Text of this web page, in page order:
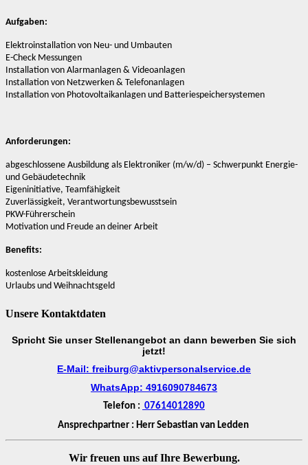
Aufgaben:
Elektroinstallation von Neu- und Umbauten
E-Check Messungen
Installation von Alarmanlagen & Videoanlagen
Installation von Netzwerken & Telefonanlagen
Installation von Photovoltaikanlagen und Batteriespeichersystemen
Anforderungen:
abgeschlossene Ausbildung als Elektroniker (m/w/d) – Schwerpunkt Energie-
und Gebäudetechnik
Eigeninitiative, Teamfähigkeit
Zuverlässigkeit, Verantwortungsbewusstsein
PKW-Führerschein
Motivation und Freude an deiner Arbeit
Benefits:
kostenlose Arbeitskleidung
Urlaubs und Weihnachtsgeld
Unsere Kontaktdaten
Spricht Sie unser Stellenangebot an dann bewerben Sie sich
jetzt!
E-Mail: freiburg@aktivpersonalservice.de
WhatsApp: 4916090784673
Telefon : 07614012890
Ansprechpartner : Herr Sebastian van Ledden
Wir freuen uns auf Ihre Bewerbung.